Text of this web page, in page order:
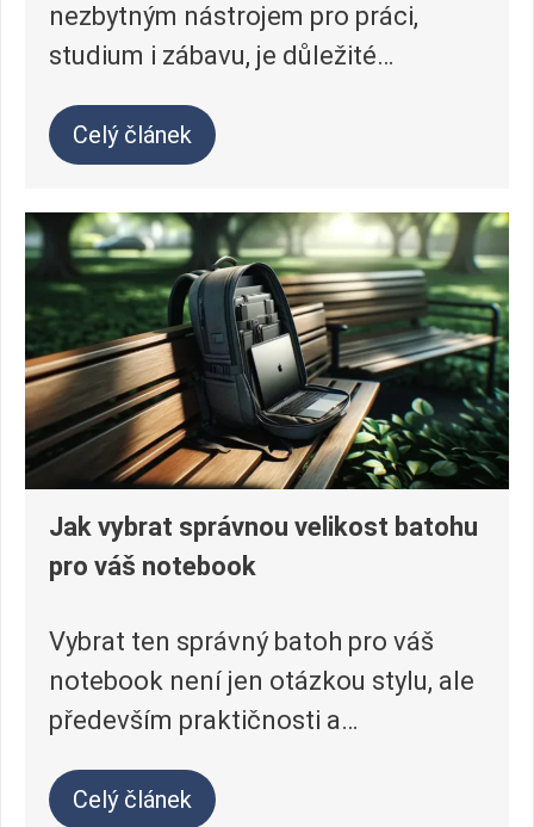
nezbytným nástrojem pro práci,
studium i zábavu, je důležité…
Celý článek
Jak vybrat správnou velikost batohu
pro váš notebook
Vybrat ten správný batoh pro váš
notebook není jen otázkou stylu, ale
především praktičnosti a…
Celý článek